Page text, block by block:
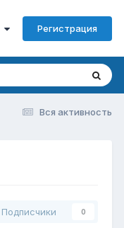
Регистрация
Вся активность
Подписчики 0